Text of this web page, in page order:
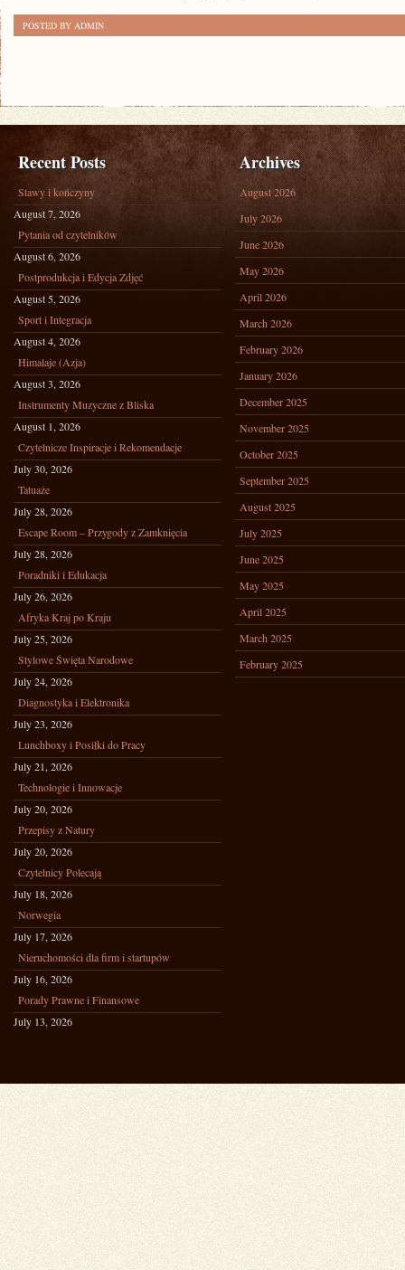
POSTED BY ADMIN
Recent Posts
Stawy i kończyny
August 7, 2026
Pytania od czytelników
August 6, 2026
Postprodukcja i Edycja Zdjęć
August 5, 2026
Sport i Integracja
August 4, 2026
Himalaje (Azja)
August 3, 2026
Instrumenty Muzyczne z Bliska
August 1, 2026
Czytelnicze Inspiracje i Rekomendacje
July 30, 2026
Tatuaże
July 28, 2026
Escape Room – Przygody z Zamknięcia
July 28, 2026
Poradniki i Edukacja
July 26, 2026
Afryka Kraj po Kraju
July 25, 2026
Stylowe Święta Narodowe
July 24, 2026
Diagnostyka i Elektronika
July 23, 2026
Lunchboxy i Posiłki do Pracy
July 21, 2026
Technologie i Innowacje
July 20, 2026
Przepisy z Natury
July 20, 2026
Czytelnicy Polecają
July 18, 2026
Norwegia
July 17, 2026
Nieruchomości dla firm i startupów
July 16, 2026
Porady Prawne i Finansowe
July 13, 2026
Archives
August 2026
July 2026
June 2026
May 2026
April 2026
March 2026
February 2026
January 2026
December 2025
November 2025
October 2025
September 2025
August 2025
July 2025
June 2025
May 2025
April 2025
March 2025
February 2025